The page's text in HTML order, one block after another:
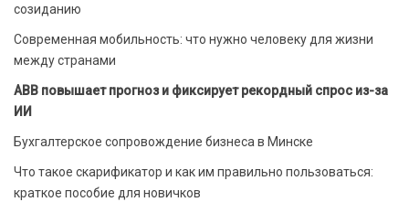
созиданию
Современная мобильность: что нужно человеку для жизни
между странами
ABB повышает прогноз и фиксирует рекордный спрос из-за
ИИ
Бухгалтерское сопровождение бизнеса в Минске
Что такое скарификатор и как им правильно пользоваться:
краткое пособие для новичков